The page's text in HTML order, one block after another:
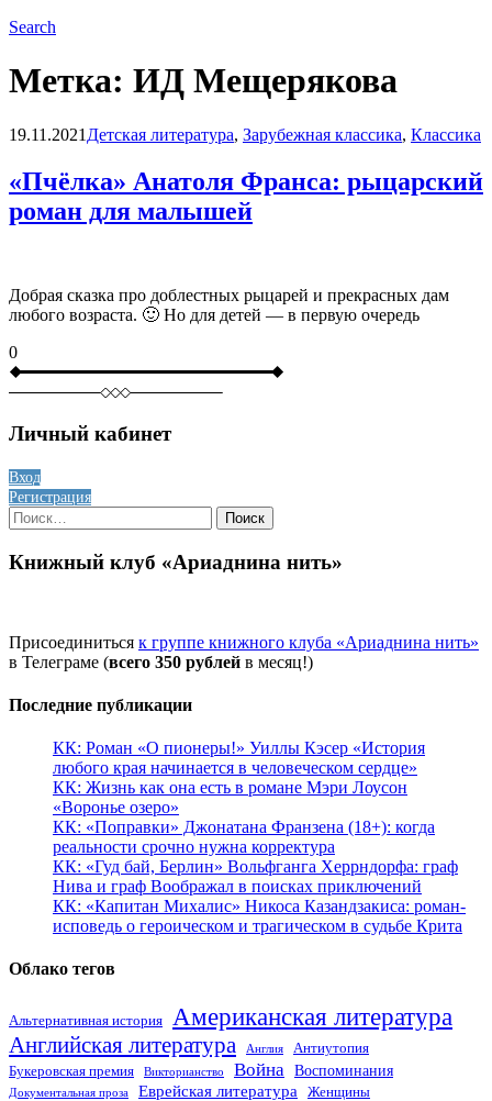
Search
Метка: ИД Мещерякова
Blog
19.11.2021 Детская литература, Зарубежная классика, Классика
«Пчёлка» Анатоля Франса: рыцарский
роман для малышей
Добрая сказка про доблестных рыцарей и прекрасных дам
любого возраста. 🙂 Но для детей — в первую очередь
0
Личный кабинет
Вход
Регистрация
Найти:
Книжный клуб «Ариаднина нить»
Присоединиться к группе книжного клуба «Ариаднина нить»
в Телеграме (всего 350 рублей в месяц!)
Последние публикации
КК: Роман «О пионеры!» Уиллы Кэсер «История
любого края начинается в человеческом сердце»
КК: Жизнь как она есть в романе Мэри Лоусон
«Воронье озеро»
КК: «Поправки» Джонатана Франзена (18+): когда
реальности срочно нужна корректура
КК: «Гуд бай, Берлин» Вольфганга Херрндорфа: граф
Нива и граф Воображал в поисках приключений
КК: «Капитан Михалис» Никоса Казандзакиса: роман-
исповедь о героическом и трагическом в судьбе Крита
Облако тегов
Альтернативная история Американская литература
Английская литература Англия
Антиутопия
Букеровская премия
Викторианство Война Воспоминания
Документальная проза Еврейская литература
Женщины